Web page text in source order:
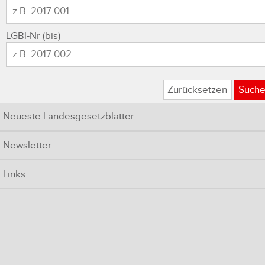
LGBl-Nr (bis)
Zurücksetzen
Neueste Landesgesetzblätter
Newsletter
Links